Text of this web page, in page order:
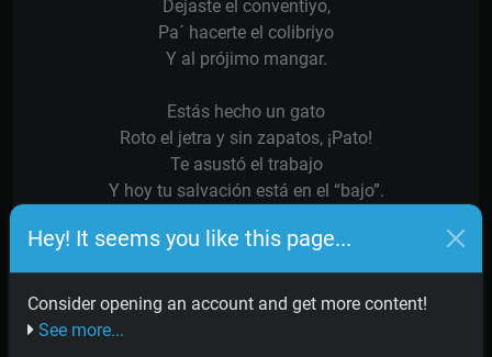
Hey! It seems you like this page...
Consider opening an account and get more content!
See more...
Dejaste el conventiyo,
Pa´ hacerte el colibriyo
Y al prójimo mangar.
Estás hecho un gato
Roto el jetra y sin zapatos, ¡Pato!
Te asustó el trabajo
Y hoy tu salvación está en el “bajo”.
Con otros colibriyos,
Con latas de membrillo
Plantaste tu “chalet”.